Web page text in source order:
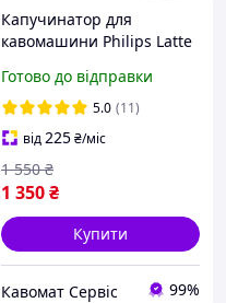
Капучинатор для
кавомашини Philips Latte
421944083391
Готово до відправки
5.0 (11)
від225₴/міс
1 350₴
1 550 ₴
Купити
Кавомат Сервіс 99%